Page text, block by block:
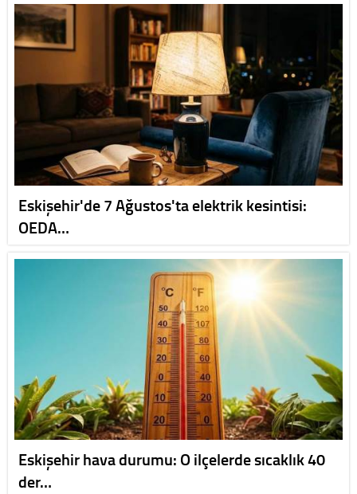
Eskişehir'de 7 Ağustos'ta elektrik kesintisi:
OEDA…
Eskişehir hava durumu: O ilçelerde sıcaklık 40
der…